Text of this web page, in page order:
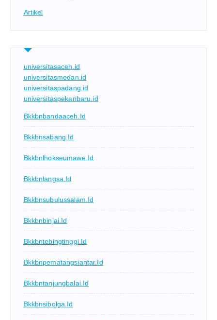
Artikel
universitasaceh.id
universitasmedan.id
universitaspadang.id
universitaspekanbaru.id
Bkkbnbandaaceh.id
Bkkbnsabang.id
Bkkbnlhokseumawe.id
Bkkbnlangsa.id
Bkkbnsubulussalam.id
Bkkbnbinjai.id
Bkkbntebingtinggi.id
Bkkbnpematangsiantar.id
Bkkbntanjungbalai.id
Bkkbnsibolga.id